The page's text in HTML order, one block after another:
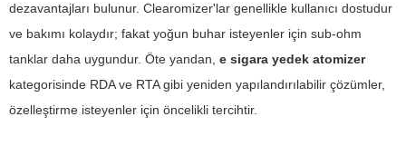
dezavantajları bulunur. Clearomizer'lar genellikle kullanıcı dostudur
ve bakımı kolaydır; fakat yoğun buhar isteyenler için sub-ohm
tanklar daha uygundur. Öte yandan, e sigara yedek atomizer
kategorisinde RDA ve RTA gibi yeniden yapılandırılabilir çözümler,
özelleştirme isteyenler için öncelikli tercihtir.